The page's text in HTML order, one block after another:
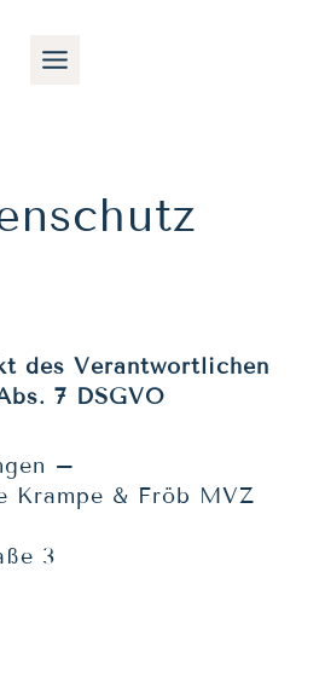
des Verantwortlichen
7 DSGVO
–
Krampe & Fröb MVZ
3